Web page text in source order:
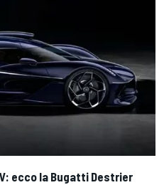
ecco la Bugatti Destrier